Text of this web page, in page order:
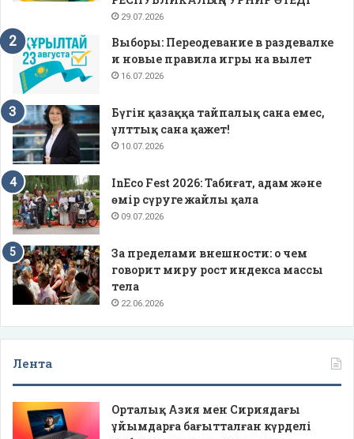
29.07.2026
Выборы: Переодевание в раздевалке
и новые правила игры на вылет
16.07.2026
Бүгін қазаққа тайпалық сана емес,
ұлттық сана қажет!
10.07.2026
InEco Fest 2026: Табиғат, адам және
өмір сүруге жайлы қала
09.07.2026
За пределами внешности: о чем
говорит миру рост индекса массы
тела
22.06.2026
Лента
Орталық Азия мен Сириядағы
ұйымдарға бағытталған күрделі